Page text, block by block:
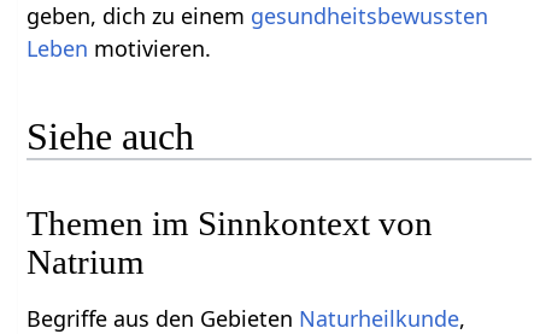
geben, dich zu einem gesundheitsbewussten
Leben motivieren.
Siehe auch
Themen im Sinnkontext von
Natrium
Begriffe aus den Gebieten Naturheilkunde,